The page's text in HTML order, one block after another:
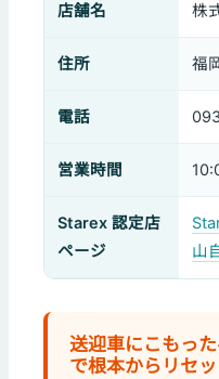
店舗名 株
住所 福
電話
営業時間
Starex 認定店
ページ
山
送迎車にこもっ
で根本からリセッ